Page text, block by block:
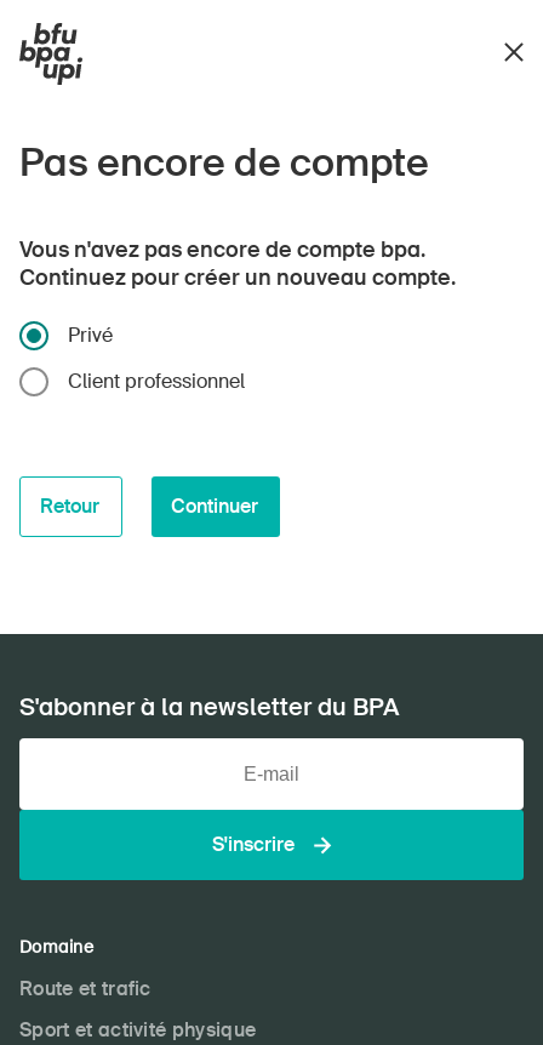
Pas encore de compte
Vous n'avez pas encore de compte bpa.
Continuez pour créer un nouveau compte.
Privé
Client professionnel
Retour Continuer
S'abonner à la newsletter du BPA
S'inscrire
Domaine
Route et trafic
Sport et activité physique